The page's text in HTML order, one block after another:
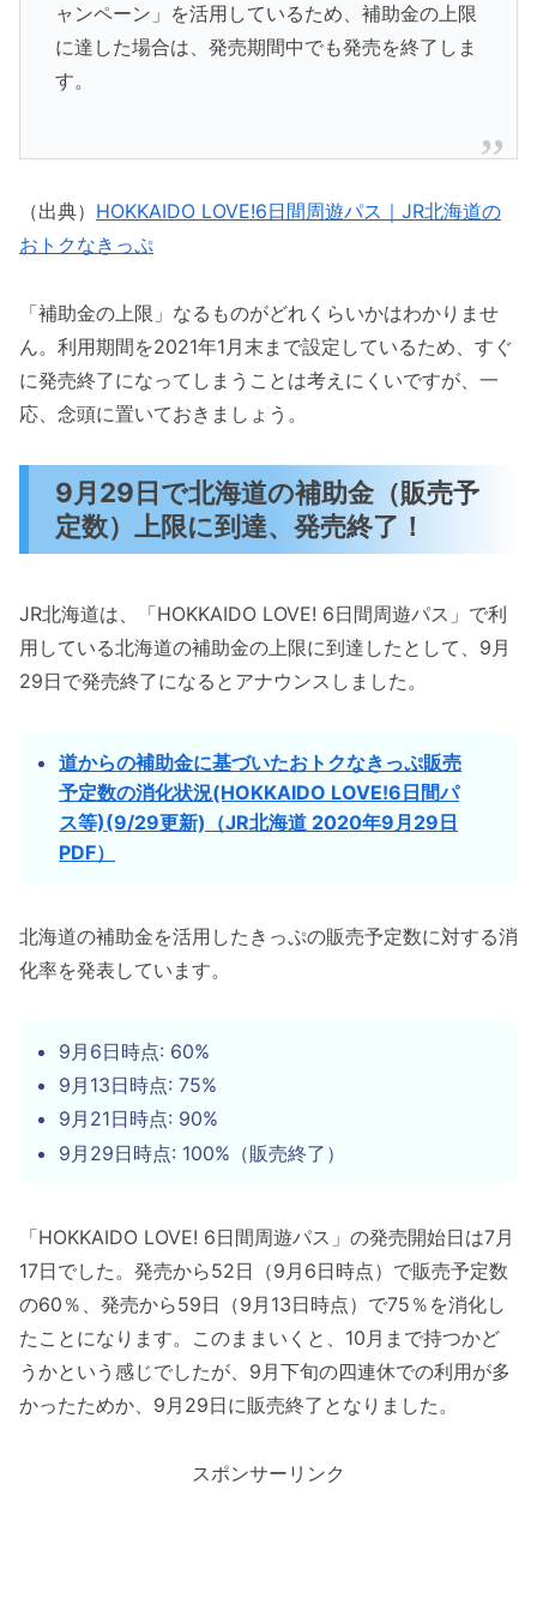
ャンペーン」を活用しているため、補助金の上限
に達した場合は、発売期間中でも発売を終了しま
す。
（出典） HOKKAIDO LOVE!6日間周遊パス｜JR北海道の
おトクなきっぷ
「補助金の上限」なるものがどれくらいかはわかりませ
ん。利用期間を2021年1月末まで設定しているため、すぐ
に発売終了になってしまうことは考えにくいですが、一
応、念頭に置いておきましょう。
9月29日で北海道の補助金（販売予
定数）上限に到達、発売終了！
JR北海道は、「HOKKAIDO LOVE! 6日間周遊パス」で利
用している北海道の補助金の上限に到達したとして、9月
29日で発売終了になるとアナウンスしました。
道からの補助金に基づいたおトクなきっぷ販売
予定数の消化状況(HOKKAIDO LOVE!6日間パ
ス等)(9/29更新)（JR北海道 2020年9月29日
PDF）
北海道の補助金を活用したきっぷの販売予定数に対する消
化率を発表しています。
9月6日時点: 60%
9月13日時点: 75%
9月21日時点: 90%
9月29日時点: 100%（販売終了）
「HOKKAIDO LOVE! 6日間周遊パス」の発売開始日は7月
17日でした。発売から52日（9月6日時点）で販売予定数
の60％、発売から59日（9月13日時点）で75％を消化し
たことになります。このままいくと、10月まで持つかど
うかという感じでしたが、9月下旬の四連休での利用が多
かったためか、9月29日に販売終了となりました。
スポンサーリンク